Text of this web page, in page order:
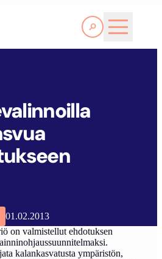
Lue lisää
01.02.2013
on valmistellut ehdotuksen
kalankasvatusta ympäristön,